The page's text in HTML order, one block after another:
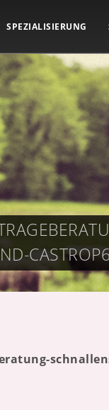
SPEZIALISIERUNG
CASTROP6